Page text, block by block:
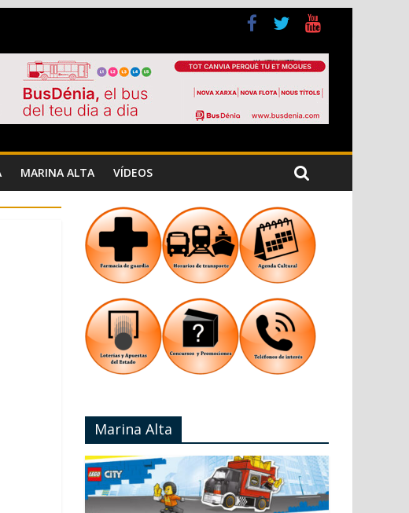
Capitanía Cristiana
en los Jardins de Torrecremada
Dénia
MARINA ALTA VÍDEOS
Marina Alta